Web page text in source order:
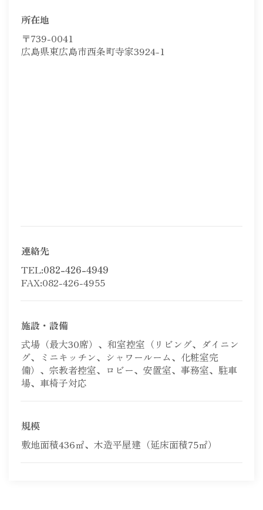
所在地
〒739-0041
広島県東広島市西条町寺家3924-1
連絡先
TEL:082-426-4949
FAX:082-426-4955
施設・設備
式場（最大30席）、和室控室（リビング、ダイニン
グ、ミニキッチン、シャワールーム、化粧室完
備）、宗教者控室、ロビー、安置室、事務室、駐車
場、車椅子対応
規模
敷地面積436㎡、木造平屋建（延床面積75㎡）